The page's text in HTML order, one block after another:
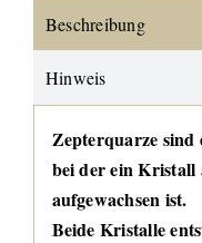
Beschreibung
Hinweis
Zepterquarze sind
bei der ein Kristall
aufgewachsen ist.
Beide Kristalle